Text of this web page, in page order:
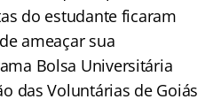
do estudante ficaram
ameaçar sua
Bolsa Universitária
das Voluntárias de Goiás